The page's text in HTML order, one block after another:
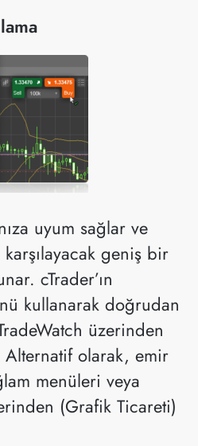
uyum sağlar ve
karşılayacak geniş bir
cTrader’ın
kullanarak doğrudan
üzerinden
olarak, emir
menüleri veya
(Grafik Ticareti)